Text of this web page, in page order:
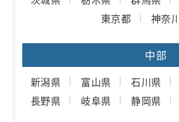
東京都
神奈
中部
新潟県 富山県 石川県
長野県
岐阜県 静岡県